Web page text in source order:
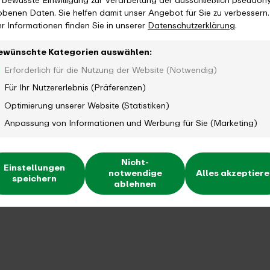
Daten. Sie helfen damit unser Angebot für Sie zu verbessern.
Informationen finden Sie in unsererDatenschutzerklärung.
Kategorien auswählen:
Erforderlich für die Nutzung der Website (Notwendig)
Für Ihr Nutzererlebnis (Präferenzen)
Optimierung unserer Website (Statistiken)
Anpassung von Informationen und Werbung für Sie (Marketing)
Einstellungen
speichern
Nicht-
notwendige
ablehnen
Alles